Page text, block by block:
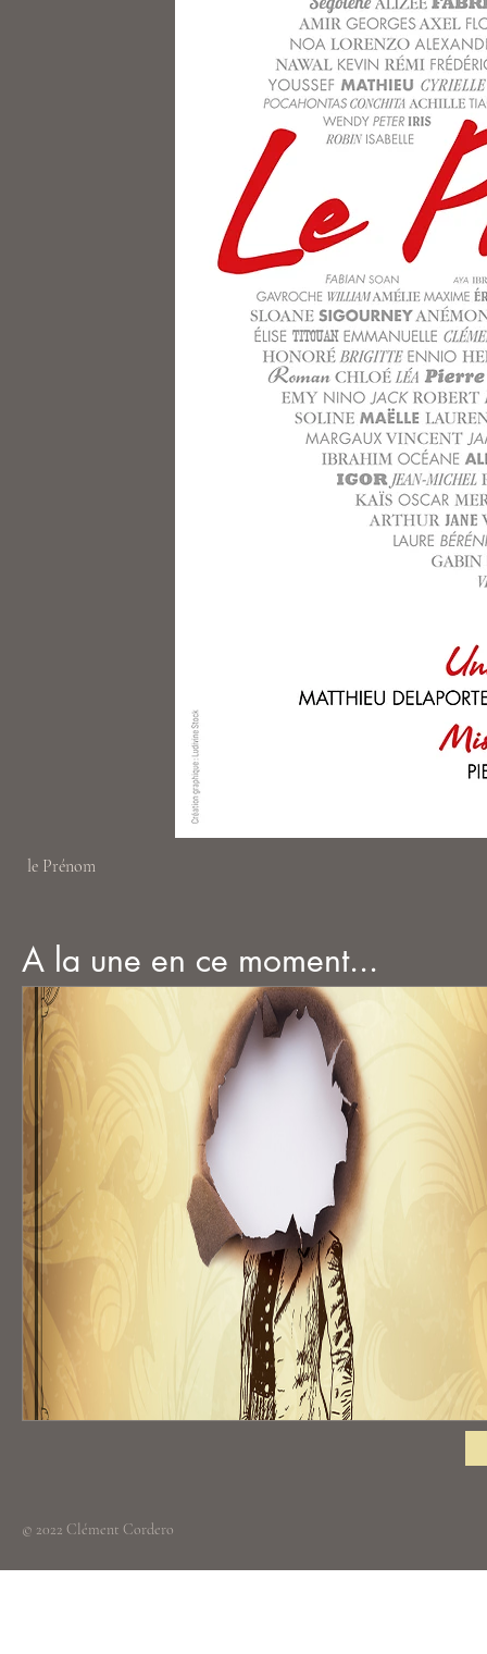
le Prénom
A la une en ce moment...
© 2022 Clément Cordero